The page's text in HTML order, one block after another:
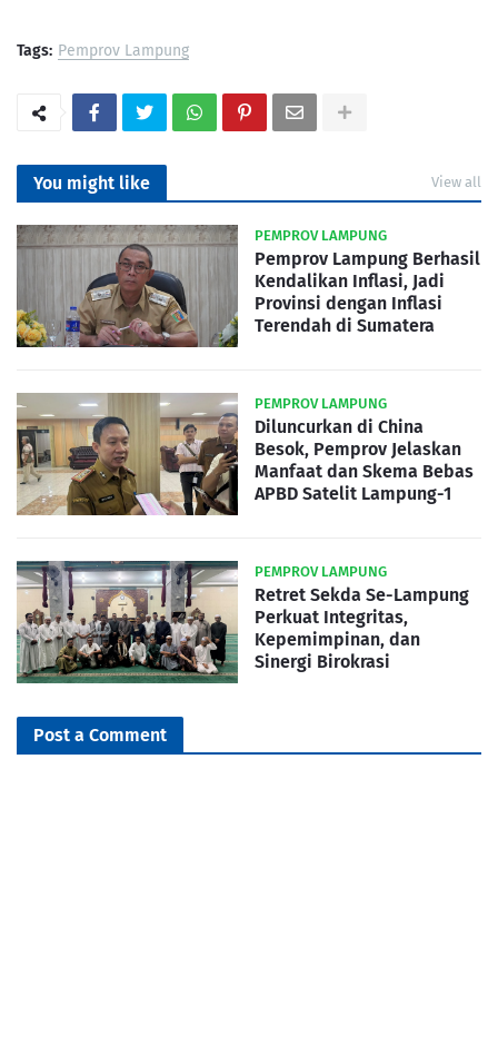
Tags: Pemprov Lampung
You might like View all
PEMPROV LAMPUNG
Pemprov Lampung Berhasil
Kendalikan Inflasi, Jadi
Provinsi dengan Inflasi
Terendah di Sumatera
PEMPROV LAMPUNG
Diluncurkan di China
Besok, Pemprov Jelaskan
Manfaat dan Skema Bebas
APBD Satelit Lampung-1
PEMPROV LAMPUNG
Retret Sekda Se-Lampung
Perkuat Integritas,
Kepemimpinan, dan
Sinergi Birokrasi
Post a Comment